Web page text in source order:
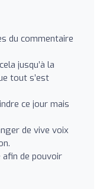
du commentaire
jusqu’à la
tout s’est
ce jour mais
de vive voix
de pouvoir